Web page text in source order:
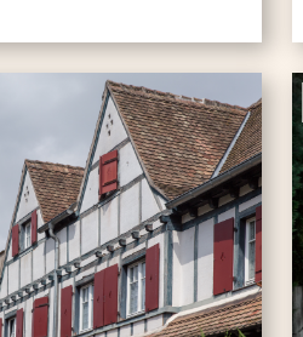
Essonne (91)
Hauts-de-Seine (92)
Paris (75)
Seine-et-Marne (77)
Seine-Saint-Denis (93)
tag-event
d’Oise (95)